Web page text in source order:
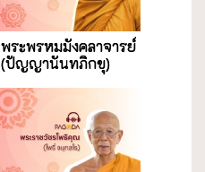
พระพรหมมังคลาจารย์
(ปัญญานันทภิกขุ)